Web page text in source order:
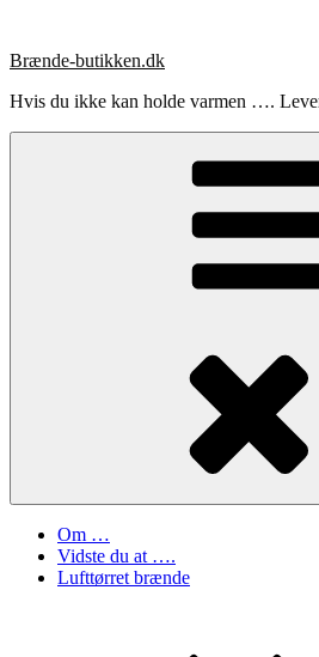
indhold
Brænde-butikken.dk
Hvis du ikke kan holde varmen ….
Om …
Vidste du at ….
Lufttørret brænde